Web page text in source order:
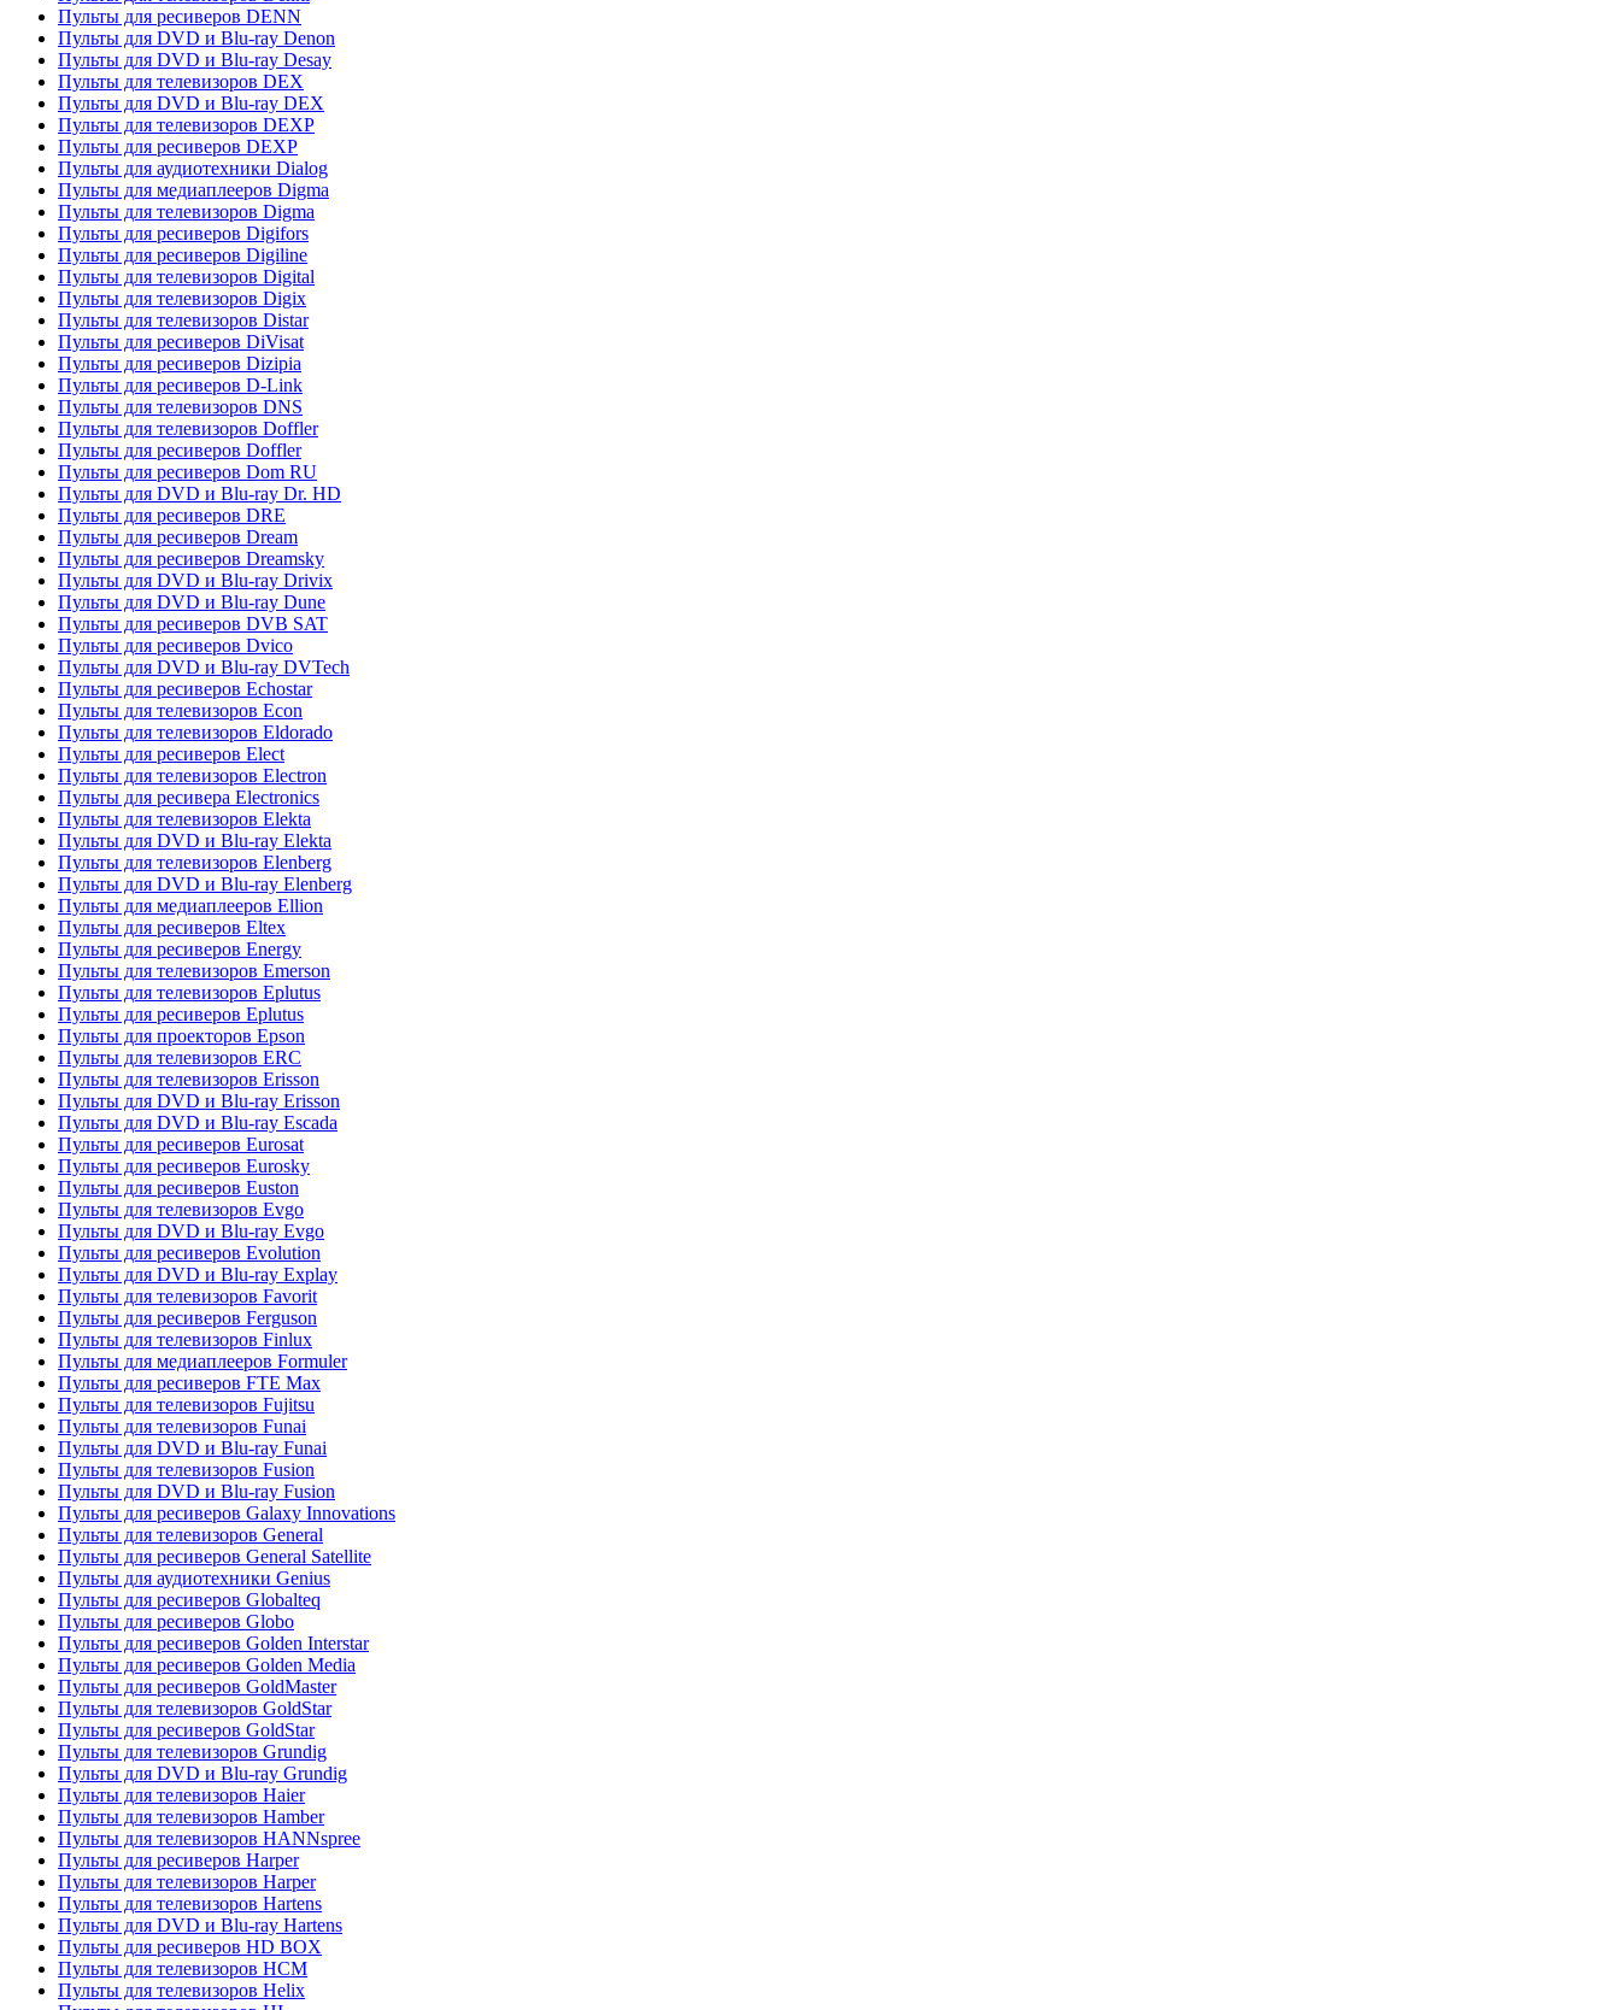
Пульты для ресиверов DENN
Пульты для DVD и Blu-ray Denon
Пульты для DVD и Blu-ray Desay
Пульты для телевизоров DEX
Пульты для DVD и Blu-ray DEX
Пульты для телевизоров DEXP
Пульты для ресиверов DEXP
Пульты для аудиотехники Dialog
Пульты для медиаплееров Digma
Пульты для телевизоров Digma
Пульты для ресиверов Digifors
Пульты для ресиверов Digiline
Пульты для телевизоров Digital
Пульты для телевизоров Digix
Пульты для телевизоров Distar
Пульты для ресиверов DiVisat
Пульты для ресиверов Dizipia
Пульты для ресиверов D-Link
Пульты для телевизоров DNS
Пульты для телевизоров Doffler
Пульты для ресиверов Doffler
Пульты для ресиверов Dom RU
Пульты для DVD и Blu-ray Dr. HD
Пульты для ресиверов DRE
Пульты для ресиверов Dream
Пульты для ресиверов Dreamsky
Пульты для DVD и Blu-ray Drivix
Пульты для DVD и Blu-ray Dune
Пульты для ресиверов DVB SAT
Пульты для ресиверов Dvico
Пульты для DVD и Blu-ray DVTech
Пульты для ресиверов Echostar
Пульты для телевизоров Econ
Пульты для телевизоров Eldorado
Пульты для ресиверов Elect
Пульты для телевизоров Electron
Пульты для ресивера Electronics
Пульты для телевизоров Elekta
Пульты для DVD и Blu-ray Elekta
Пульты для телевизоров Elenberg
Пульты для DVD и Blu-ray Elenberg
Пульты для медиаплееров Ellion
Пульты для ресиверов Eltex
Пульты для ресиверов Energy
Пульты для телевизоров Emerson
Пульты для телевизоров Eplutus
Пульты для ресиверов Eplutus
Пульты для проекторов Epson
Пульты для телевизоров ERC
Пульты для телевизоров Erisson
Пульты для DVD и Blu-ray Erisson
Пульты для DVD и Blu-ray Escada
Пульты для ресиверов Eurosat
Пульты для ресиверов Eurosky
Пульты для ресиверов Euston
Пульты для телевизоров Evgo
Пульты для DVD и Blu-ray Evgo
Пульты для ресиверов Evolution
Пульты для DVD и Blu-ray Explay
Пульты для телевизоров Favorit
Пульты для ресиверов Ferguson
Пульты для телевизоров Finlux
Пульты для медиаплееров Formuler
Пульты для ресиверов FTE Max
Пульты для телевизоров Fujitsu
Пульты для телевизоров Funai
Пульты для DVD и Blu-ray Funai
Пульты для телевизоров Fusion
Пульты для DVD и Blu-ray Fusion
Пульты для ресиверов Galaxy Innovations
Пульты для телевизоров General
Пульты для ресиверов General Satellite
Пульты для аудиотехники Genius
Пульты для ресиверов Globalteq
Пульты для ресиверов Globo
Пульты для ресиверов Golden Interstar
Пульты для ресиверов Golden Media
Пульты для ресиверов GoldMaster
Пульты для телевизоров GoldStar
Пульты для ресиверов GoldStar
Пульты для телевизоров Grundig
Пульты для DVD и Blu-ray Grundig
Пульты для телевизоров Haier
Пульты для телевизоров Hamber
Пульты для телевизоров HANNspree
Пульты для ресиверов Harper
Пульты для телевизоров Harper
Пульты для телевизоров Hartens
Пульты для DVD и Blu-ray Hartens
Пульты для ресиверов HD BOX
Пульты для телевизоров HCM
Пульты для телевизоров Helix